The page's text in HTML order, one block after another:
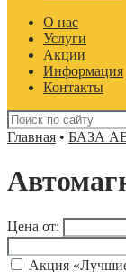
О нас
Услуги
Акции
Информация
Контакты
Главная • БАЗА
Цена от:
Акция